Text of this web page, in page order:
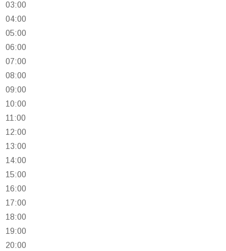
03:00
04:00
05:00
06:00
07:00
08:00
09:00
10:00
11:00
12:00
13:00
14:00
15:00
16:00
17:00
18:00
19:00
20:00